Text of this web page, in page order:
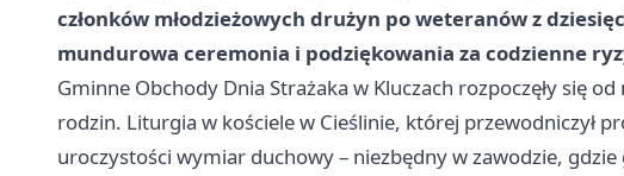
członków młodzieżowych drużyn po weteranów z
mundurowa ceremonia i podziękowania za codzienne
Gminne Obchody Dnia Strażaka w Kluczach rozpoczęły się
rodzin. Liturgia w kościele w Cieślinie, której przewodniczył
uroczystości wymiar duchowy – niezbędny w zawodzie,